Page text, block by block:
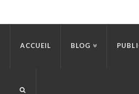
ACCUEIL BLOG